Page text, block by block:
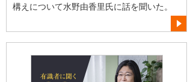
構えについて水野由香里氏に話を聞いた。